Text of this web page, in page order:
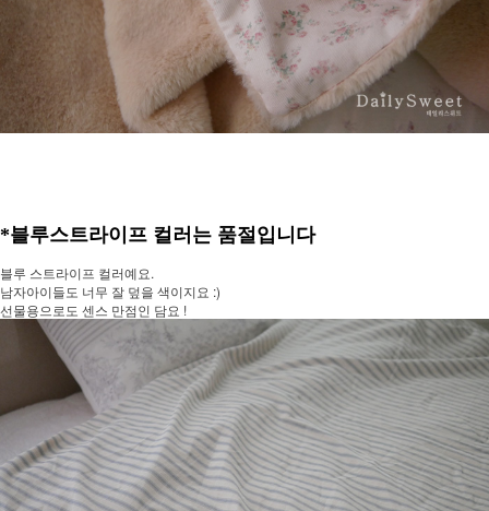
*블루스트라이프 컬러는 품절입니다
블루 스트라이프 컬러예요.
남자아이들도 너무 잘 덮을 색이지요 :)
선물용으로도 센스 만점인 담요 !